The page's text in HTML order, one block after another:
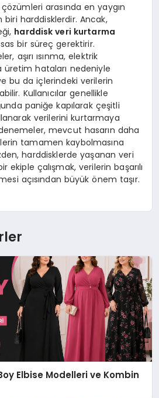
arasında en yaygın
biri harddisklerdir. Ancak,
harddisk veri kurtarma
bir süreç gerektirir.
aşırı ısınma, elektrik
üretim hataları nedeniyle
bu da içlerindeki verilerin
Kullanıcılar genellikle
paniğe kapılarak çeşitli
verilerini kurtarmaya
mevcut hasarın daha
tamamen kaybolmasına
harddisklerde yaşanan veri
ekiple çalışmak, verilerin başarılı
açısından büyük önem taşır.
Elbise Modelleri ve Kombin